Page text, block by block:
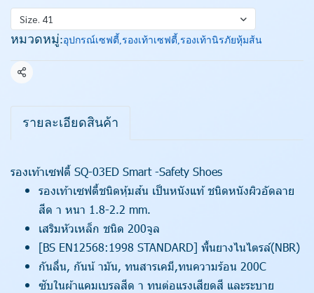
Size. 41
หมวดหมู่:อุปกรณ์เซฟตี้,รองเท้าเซฟตี้,รองเท้านิรภัยหุ้มส้น
แชร์
รายละเอียดสินค้า
รองเท้าเซฟตี้ SQ-03ED Smart -Safety Shoes
รองเท้าเซฟตี้ชนิดหุ้มส้น เป็นหนังแท้ ชนิดหนังผิวอัดลาย
สีด า หนา 1.8-2.2 mm.
เสริมหัวเหล็ก ชนิด 200จูล
[BS EN12568:1998 STANDARD] พื้นยางไนไตรล์(NBR)
กันลื่น, กันน้ ามัน, ทนสารเคมี,ทนความร้อน 200C
ซับในผ้าแคมเบรลสีด า ทนต่อแรงเสียดสี และระบาย